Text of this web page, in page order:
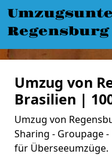
Regensburg
Umzug von
Brasilien |
Umzug von
Sharing - Groupage
für Überseeumzüge.